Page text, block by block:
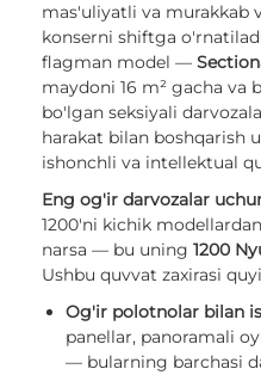
mas'uliyatli va murakkab
konserni shiftga
flagman model —
maydoni 16 m² gacha va
bo'lgan seksiyali
harakat bilan boshqarish
ishonchli va intellektual
Eng og'ir darvozalar
1200'ni kichik
narsa — bu uning 1200
Ushbu quvvat zaxirasi
Og'ir polotnolar bilan
panellar, panoramali
— bularning barchasi